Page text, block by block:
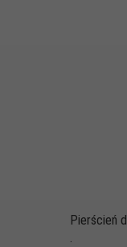
Pierścień
.